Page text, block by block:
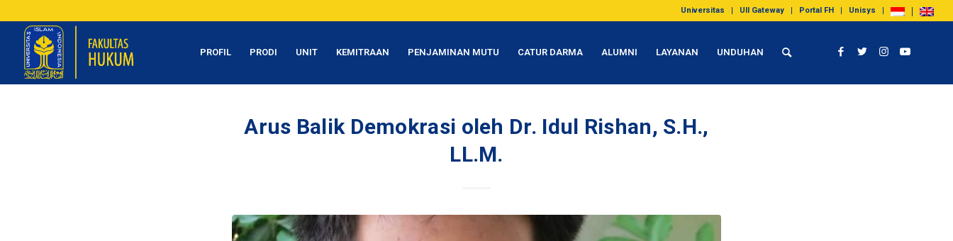
Universitas UII Gateway Portal FH Unisys
PROFIL PRODI UNIT KEMITRAAN PENJAMINAN MUTU CATUR DARMA ALUMNI LAYANAN UNDUHAN
Arus Balik Demokrasi oleh Dr. Idul Rishan, S.H.,
LL.M.